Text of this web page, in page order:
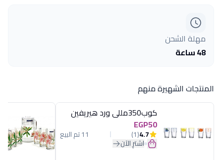
مهلة الشحن
48 ساعة
المنتجات الشهيرة منهم
كوب350مللى ورد هيريفين
EGP50
4.7
(1) 11 تم البيع
اشترِ الآن